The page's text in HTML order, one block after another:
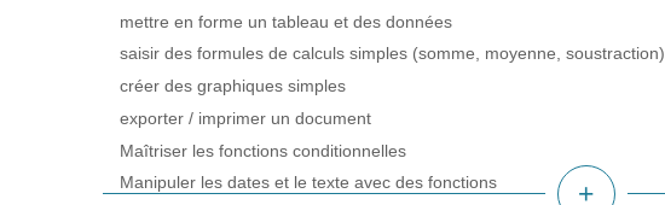
mettre en forme un tableau et des données
saisir des formules de calculs simples (somme, moyenne, soustraction)
créer des graphiques simples
exporter / imprimer un document
Maîtriser les fonctions conditionnelles
Manipuler les dates et le texte avec des fonctions